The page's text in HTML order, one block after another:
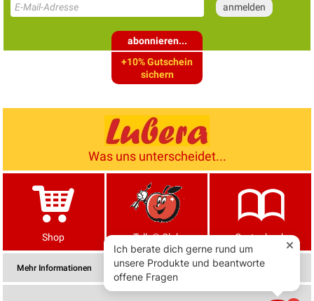
abonnieren...
+10% Gutschein
sichern
Was uns unterscheidet...
Shop Tells® Club Gartenbuch
Mehr Informationen